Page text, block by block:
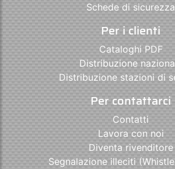
Schede di sicurezza
Per i clienti
Cataloghi PDF
Distribuzione
Distribuzione stazioni di
Per contattarci
Contatti
Lavora con noi
Diventa rivenditore
Segnalazione illeciti